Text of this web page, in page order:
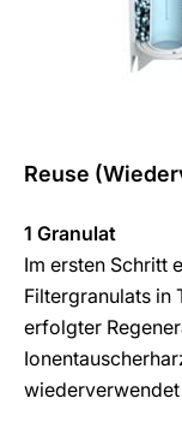
Reuse
1 Granulat
Im ersten Schritt
Filtergranulats in
erfolgter